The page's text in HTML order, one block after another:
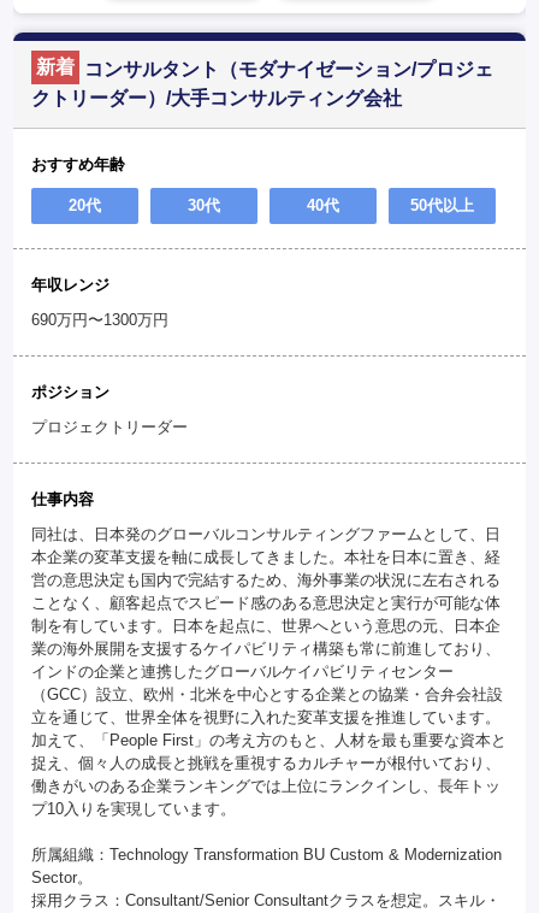
新着 コンサルタント（モダナイゼーション/プロジェ
クトリーダー）/大手コンサルティング会社
おすすめ年齢
20代 30代 40代 50代以上
年収レンジ
690万円〜1300万円
ポジション
プロジェクトリーダー
仕事内容
同社は、日本発のグローバルコンサルティングファームとして、日
本企業の変革支援を軸に成長してきました。本社を日本に置き、経
営の意思決定も国内で完結するため、海外事業の状況に左右される
ことなく、顧客起点でスピード感のある意思決定と実行が可能な体
制を有しています。日本を起点に、世界へという意思の元、日本企
業の海外展開を支援するケイパビリティ構築も常に前進しており、
インドの企業と連携したグローバルケイパビリティセンター
（GCC）設立、欧州・北米を中心とする企業との協業・合弁会社設
立を通じて、世界全体を視野に入れた変革支援を推進しています。
加えて、「People First」の考え方のもと、人材を最も重要な資本と
捉え、個々人の成長と挑戦を重視するカルチャーが根付いており、
働きがいのある企業ランキングでは上位にランクインし、長年トッ
プ10入りを実現しています。
所属組織：Technology Transformation BU Custom & Modernization
Sector。
採用クラス：Consultant/Senior Consultantクラスを想定。スキル・